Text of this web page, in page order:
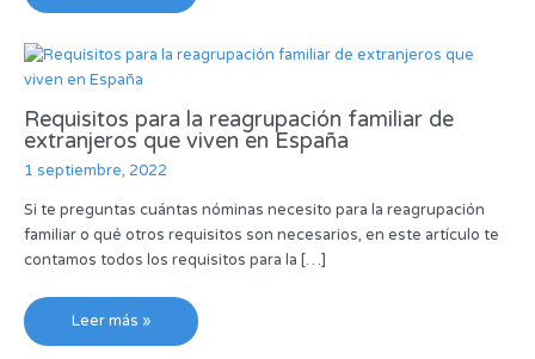
Requisitos para la reagrupación familiar de
extranjeros que viven en España
1 septiembre, 2022
Si te preguntas cuántas nóminas necesito para la reagrupación
familiar o qué otros requisitos son necesarios, en este artículo te
contamos todos los requisitos para la […]
Leer más »